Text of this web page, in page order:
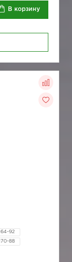
В корзину
164-92
170-88